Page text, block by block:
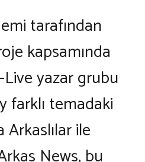
tarafından
kapsamında
yazar grubu
farklı temadaki
Arkaslılar ile